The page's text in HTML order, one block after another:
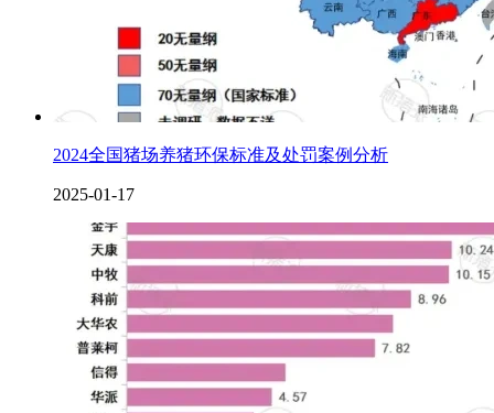
2024全国猪场养猪环保标准及处罚案例分析
2025-01-17